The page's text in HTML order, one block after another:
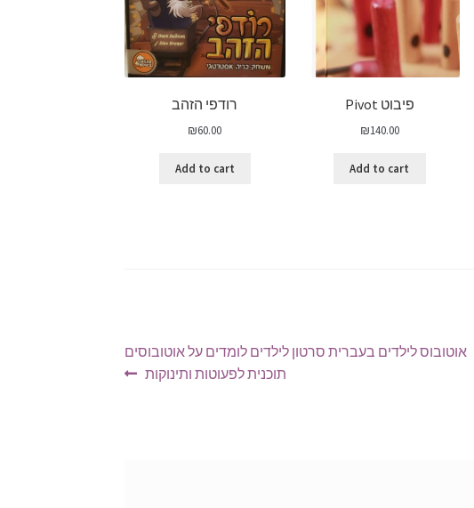
פיבוט Pivot
₪140.00
Add to cart
רודפי הזהב
₪60.00
Add to cart
הפוסט
אוטובוס לילדים בעברית סרטון לילדים לומדים על אוטובוסים
תוכנית לפעוטות ותינוקות